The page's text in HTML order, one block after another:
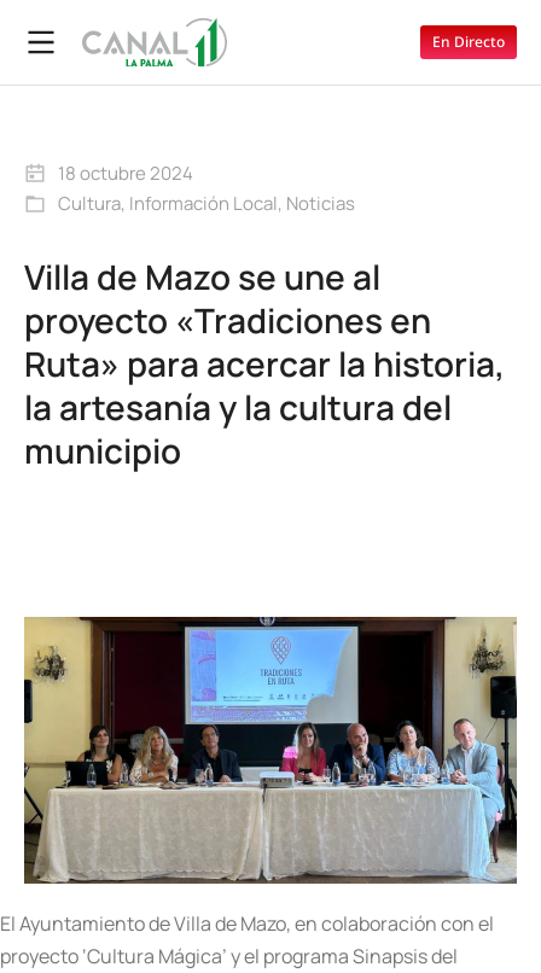
En Directo
18 octubre 2024
Cultura, Información Local, Noticias
Villa de Mazo se une al
proyecto «Tradiciones en
Ruta» para acercar la historia,
la artesanía y la cultura del
municipio
El Ayuntamiento de Villa de Mazo, en colaboración con el
proyecto ‘Cultura Mágica’ y el programa Sinapsis del